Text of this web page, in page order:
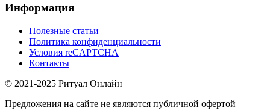
Информация
Полезные статьи
Политика конфиденциальности
Условия reCAPTCHA
Контакты
© 2021-2025 Ритуал Онлайн
Предложения на сайте не являются публичной офертой